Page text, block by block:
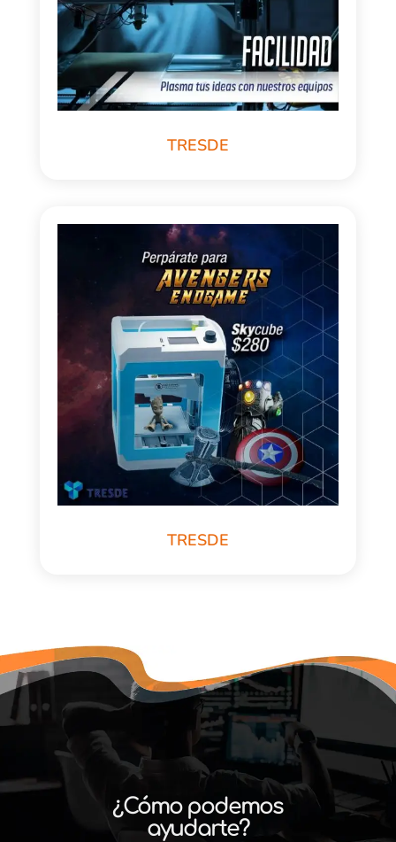
TRESDE
TRESDE
¿Cómo podemos
ayudarte?